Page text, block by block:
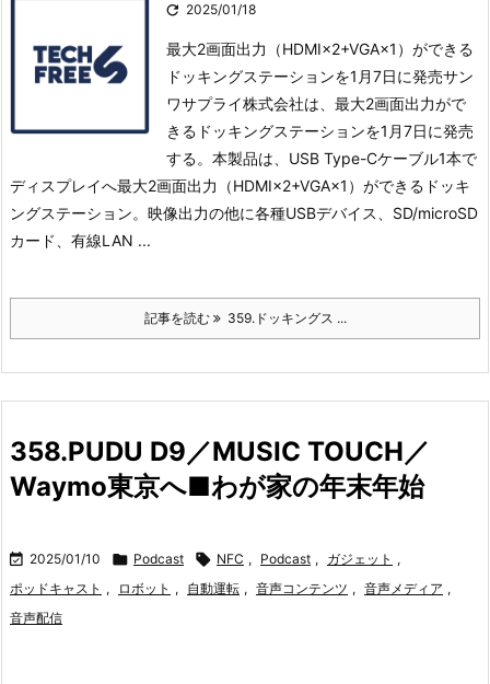
 2025/01/18
最大2画面出力（HDMI×2+VGA×1）ができる
ドッキングステーションを1月7日に発売サン
ワサプライ株式会社は、最大2画面出力がで
きるドッキングステーションを1月7日に発売
する。 本製品は、USB Type-Cケーブル1本で
ディスプレイへ最大2画面出力（HDMI×2+VGA×1）ができるドッキ
ングステーション。 映像出力の他に各種USBデバイス、SD/microSD
カード、有線LAN ...
記事を読む 359.ドッキングス ...
358.PUDU D9／MUSIC TOUCH／
Waymo東京へ■わが家の年末年始
 2025/01/10  Podcast  NFC , Podcast , ガジェット ,
ポッドキャスト , ロボット , 自動運転 , 音声コンテンツ , 音声メディア ,
音声配信